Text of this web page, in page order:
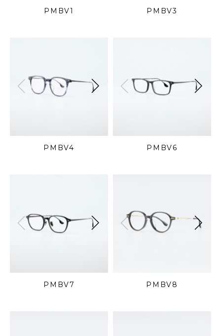
PMBV1 PMBV3
PMBV4 PMBV6
PMBV7 PMBV8